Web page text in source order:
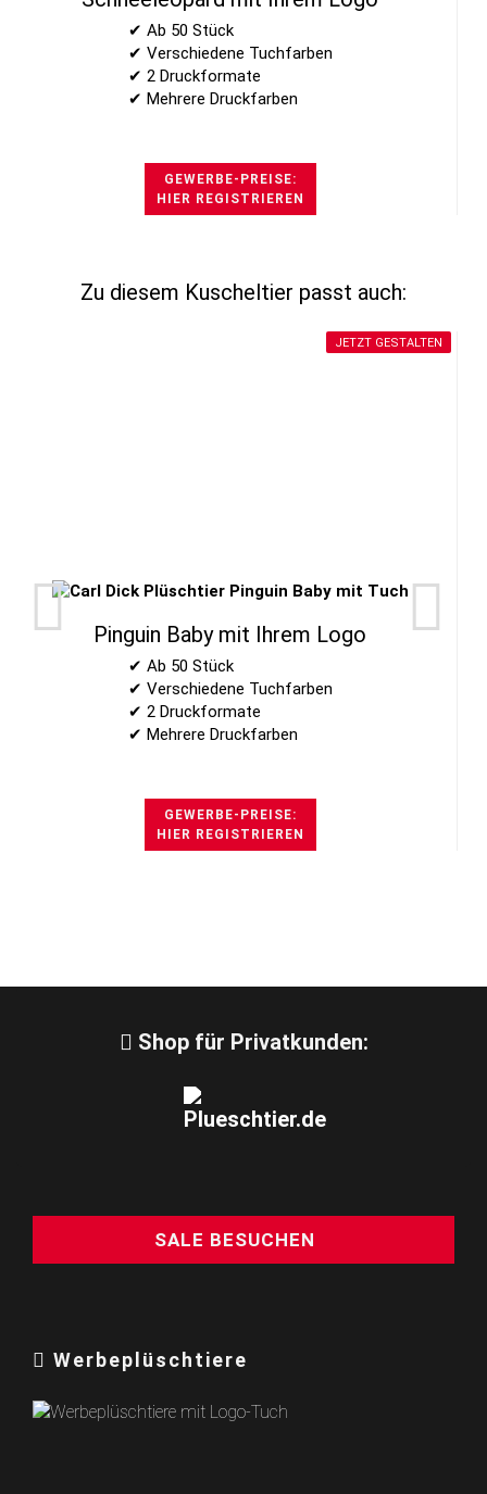
✔ Ab 50 Stück
✔ Verschiedene Tuchfarben
✔ 2 Druckformate
✔ Mehrere Druckfarben
GEWERBE-PREISE:
HIER REGISTRIEREN
Zu diesem Kuscheltier passt auch:
JETZT GESTALTEN
Pinguin Baby mit Ihrem Logo
✔ Ab 50 Stück
✔ Verschiedene Tuchfarben
✔ 2 Druckformate
✔ Mehrere Druckfarben
GEWERBE-PREISE:
HIER REGISTRIEREN
Shop für Privatkunden:
SALE BESUCHEN
Werbeplüschtiere